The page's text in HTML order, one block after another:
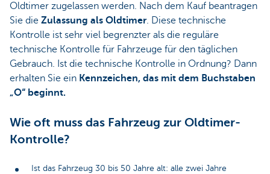
Oldtimer zugelassen werden. Nach dem Kauf beantragen
Sie die Zulassung als Oldtimer. Diese technische
Kontrolle ist sehr viel begrenzter als die reguläre
technische Kontrolle für Fahrzeuge für den täglichen
Gebrauch. Ist die technische Kontrolle in Ordnung? Dann
erhalten Sie ein Kennzeichen, das mit dem Buchstaben
„O“ beginnt.
Wie oft muss das Fahrzeug zur Oldtimer-
Kontrolle?
Ist das Fahrzeug 30 bis 50 Jahre alt: alle zwei Jahre